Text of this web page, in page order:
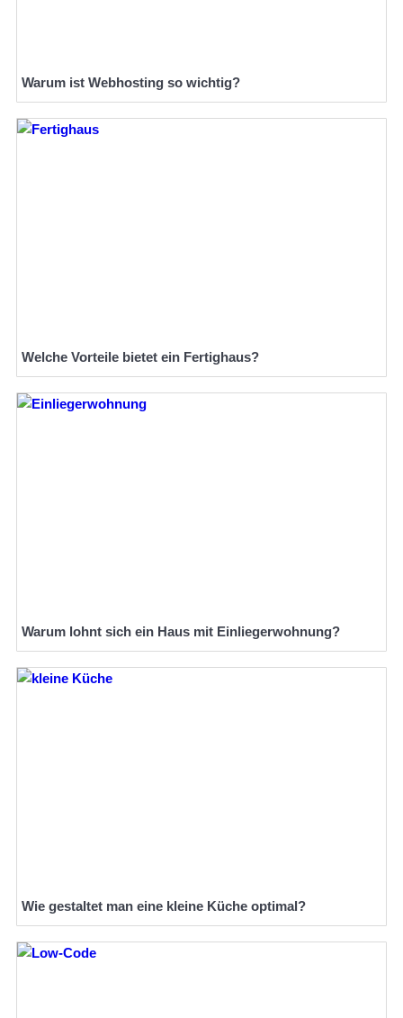
Warum ist Webhosting so wichtig?
Welche Vorteile bietet ein Fertighaus?
Warum lohnt sich ein Haus mit Einliegerwohnung?
Wie gestaltet man eine kleine Küche optimal?